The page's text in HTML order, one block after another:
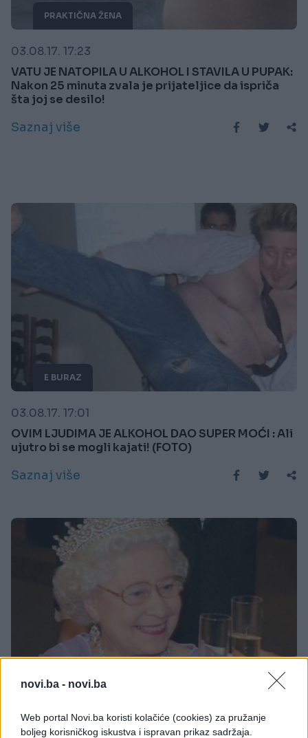
novi.ba - novi.ba
Web portal Novi.ba koristi kolačiće (cookies) za pružanje
boljeg korisničkog iskustva i ispravan prikaz sadržaja.
PRAKTIČNA ŽENA
03.08.17. 17:23
VATU JE NATOPILA U ALKOHOL I STAVILA U PUPAK:
Nakon 25 minuta zvala je prijateljice da ispriča
šta joj se desilo!
Saznaj više
E BURAZ
03.08.17. 17:01
OVIM LJUDIMA JE ALKOHOL DAO SUPER MOĆI : Ali
ujutro bi se mogli kajati! (FOTO)
Saznaj više
02.08.17. 18:54